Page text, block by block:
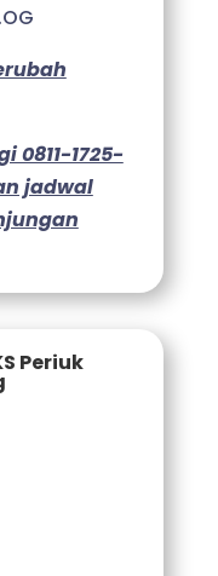
0811-1725-
jadwal
Periuk